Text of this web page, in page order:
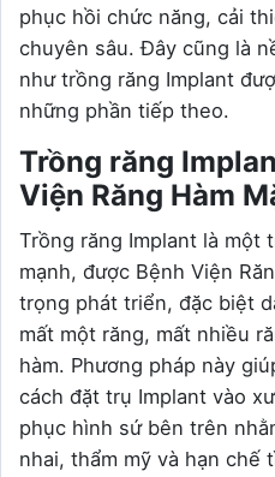
phục hồi chức năng, cải
chuyên sâu. Đây cũng là
như trồng răng Implant
những phần tiếp theo.
Trồng răng
Viện Răng Hàm
Trồng răng Implant là một
mạnh, được Bệnh Viện
trọng phát triển, đặc biệt
mất một răng, mất nhiều
hàm. Phương pháp này
cách đặt trụ Implant vào
phục hình sứ bên trên
nhai, thẩm mỹ và hạn chế